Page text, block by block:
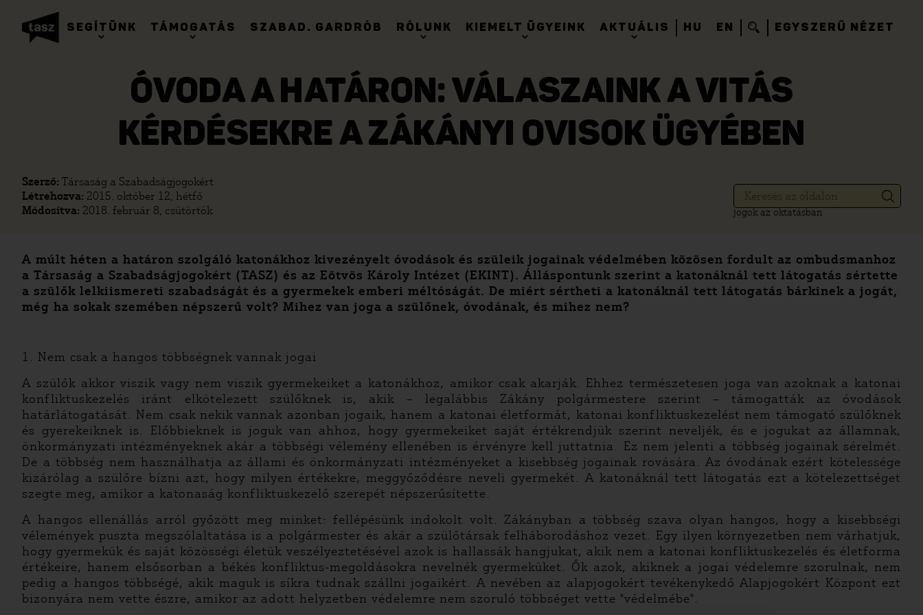
SEGÍTÜNK TÁMOGATÁS SZABAD. GARDRÓB RÓLUNK KIEMELT ÜGYEINK AKTUÁLIS HU EN EGYSZERŰ NÉZET
ÓVODA A HATÁRON: VÁLASZAINK A VITÁS
KÉRDÉSEKRE A ZÁKÁNYI OVISOK ÜGYÉBEN
Szerző: Társaság a Szabadságjogokért
Létrehozva: 2015. október 12, hétfő
Módosítva: 2018. február 8, csütörtök jogok az oktatásban
A múlt héten a határon szolgáló katonákhoz kivezényelt óvodások és szüleik jogainak védelmében közösen fordult az ombudsmanhoz
a Társaság a Szabadságjogokért (TASZ) és az Eötvös Károly Intézet (EKINT). Álláspontunk szerint a katonáknál tett látogatás sértette
a szülők lelkiismereti szabadságát és a gyermekek emberi méltóságát. De miért sértheti a katonáknál tett látogatás bárkinek a jogát,
még ha sokak szemében népszerű volt? Mihez van joga a szülőnek, óvodának, és mihez nem?
1. Nem csak a hangos többségnek vannak jogai
A szülők akkor viszik vagy nem viszik gyermekeiket a katonákhoz, amikor csak akarják. Ehhez természetesen joga van azoknak a katonai
konfliktuskezelés iránt elkötelezett szülőknek is, akik – legalábbis Zákány polgármestere szerint – támogatták az óvodások
határlátogatását. Nem csak nekik vannak azonban jogaik, hanem a katonai életformát, katonai konfliktuskezelést nem támogató szülőknek
és gyerekeiknek is. Előbbieknek is joguk van ahhoz, hogy gyermekeiket saját értékrendjük szerint neveljék, és e jogukat az államnak,
önkormányzati intézményeknek akár a többségi vélemény ellenében is érvényre kell juttatnia. Ez nem jelenti a többség jogainak sérelmét.
De a többség nem használhatja az állami és önkormányzati intézményeket a kisebbség jogainak rovására. Az óvodának ezért kötelessége
kizárólag a szülőre bízni azt, hogy milyen értékekre, meggyőződésre neveli gyermekét. A katonáknál tett látogatás ezt a kötelezettséget
szegte meg, amikor a katonaság konfliktuskezelő szerepét népszerűsítette.
A hangos ellenállás arról győzött meg minket: fellépésünk indokolt volt. Zákányban a többség szava olyan hangos, hogy a kisebbségi
vélemények puszta megszólaltatása is a polgármester és akár a szülőtársak felháborodáshoz vezet. Egy ilyen környezetben nem várhatjuk,
hogy gyermekük és saját közösségi életük veszélyeztetésével azok is hallassák hangjukat, akik nem a katonai konfliktuskezelés és életforma
értékeire, hanem elsősorban a békés konfliktus-megoldásokra nevelnék gyermeküket. Ők azok, akiknek a jogai védelemre szorulnak, nem
pedig a hangos többségé, akik maguk is síkra tudnak szállni jogaikért. A nevében az alapjogokért tevékenykedő Alapjogokért Központ ezt
bizonyára nem vette észre, amikor az adott helyzetben védelemre nem szoruló többséget vette "védelmébe".